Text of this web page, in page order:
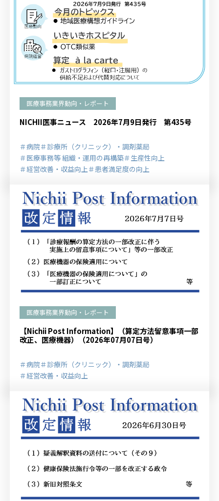
医療事務業界動向・レポート
NICHII医事ニュース 2026年7月9日発行 第435号
＃病院＃診療所（クリニック）・調剤薬局
＃医療事務等 組織・運用の再構築＃生産性向上
＃経営改善・収益向上＃患者満足度の向上
医療事務業界動向・レポート
【Nichii Post Information】（算定方法留意事項一部
改正、医療機器）（2026年07月07日号）
＃病院＃診療所（クリニック）・調剤薬局
＃経営改善・収益向上